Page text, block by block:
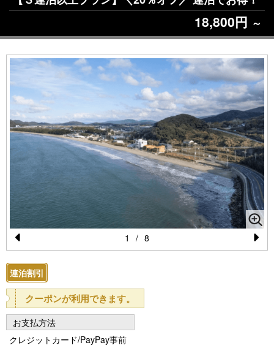
18,800円 ～
Pr
e
vi
o
u
N
1 / 8
連泊割引
クーポンが利用できます。
お支払方法
クレジットカード/PayPay事前